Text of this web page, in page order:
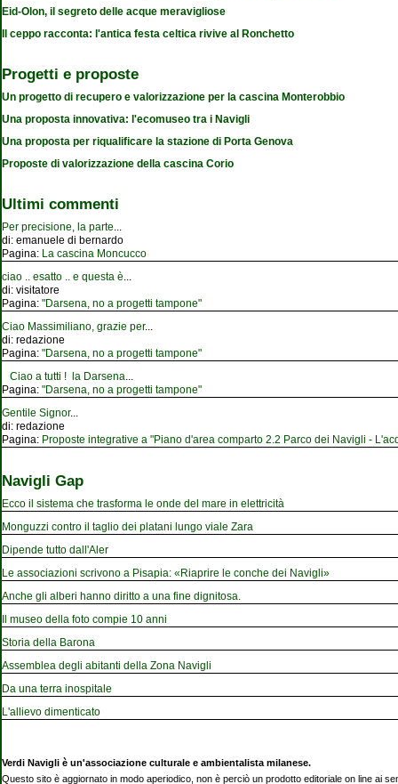
Eid-Olon, il segreto delle acque meravigliose
Il ceppo racconta: l'antica festa celtica rivive al Ronchetto
Progetti e proposte
Un progetto di recupero e valorizzazione per la cascina Monterobbio
Una proposta innovativa: l'ecomuseo tra i Navigli
Una proposta per riqualificare la stazione di Porta Genova
Proposte di valorizzazione della cascina Corio
Ultimi commenti
Per precisione, la parte...
di: emanuele di bernardo
Pagina: La cascina Moncucco
ciao .. esatto .. e questa è...
di: visitatore
Pagina: "Darsena, no a progetti tampone"
Ciao Massimiliano, grazie per...
di: redazione
Pagina: "Darsena, no a progetti tampone"
Ciao a tutti ! la Darsena...
Pagina: "Darsena, no a progetti tampone"
Gentile Signor...
di: redazione
Pagina: Proposte integrative a "Piano d'area comparto 2.2 Parco dei Navigli -
Navigli Gap
Ecco il sistema che trasforma le onde del mare in elettricità
Monguzzi contro il taglio dei platani lungo viale Zara
Dipende tutto dall'Aler
Le associazioni scrivono a Pisapia: «Riaprire le conche dei Navigli»
Anche gli alberi hanno diritto a una fine dignitosa.
Il museo della foto compie 10 anni
Storia della Barona
Assemblea degli abitanti della Zona Navigli
Da una terra inospitale
L'allievo dimenticato
Verdi Navigli è un'associazione culturale e ambientalista milanese.
Questo sito è aggiornato in modo aperiodico, non è perciò un prodotto editoriale on line ai